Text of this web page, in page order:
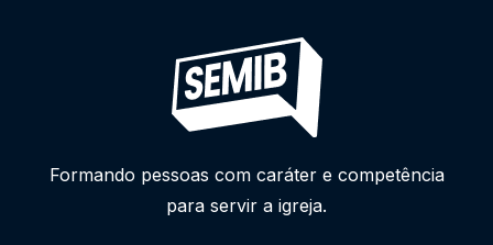
Formando pessoas com caráter e competência
para servir a igreja.